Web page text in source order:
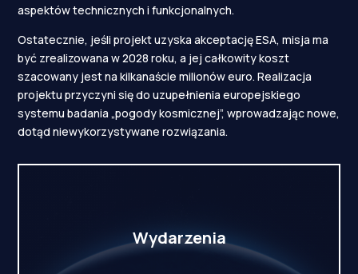
aspektów technicznych i funkcjonalnych.
Ostatecznie, jeśli projekt uzyska akceptację ESA, misja ma
być zrealizowana w 2028 roku, a jej całkowity koszt
szacowany jest na kilkanaście milionów euro. Realizacja
projektu przyczyni się do uzupełnienia europejskiego
systemu badania „pogody kosmicznej”, wprowadzając nowe,
dotąd niewykorzystywane rozwiązania.
Wydarzenia